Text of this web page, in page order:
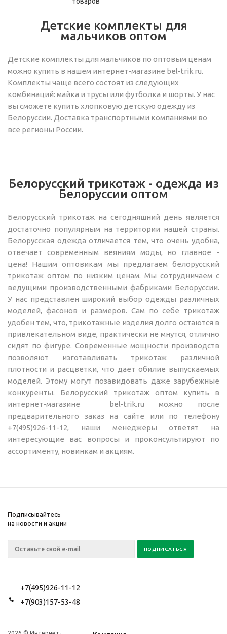
Детские комплекты для
мальчиков оптом
Детские комплекты для мальчиков по оптовым ценам
можно купить в нашем интернет-магазине bel-trik.ru.
Комплекты чаще всего состоят из следующих
комбинаций: майка и трусы или футболка и шорты. У нас
вы сможете купить хлопковую детскую одежду из
Белоруссии. Доставка транспортными компаниями во
все регионы России.
Белорусский трикотаж - одежда из
Белоруссии оптом
Белорусский трикотаж на сегодняшний день является
достаточно популярным на территории нашей страны.
Белорусская одежда отличается тем, что очень удобна,
отвечает современным веяниям моды, но главное -
цена! Нашим оптовикам мы предлагаем белорусский
трикотаж оптом по низким ценам. Мы сотрудничаем с
ведущими производственными фабриками Белоруссии.
У нас представлен широкий выбор одежды различных
моделей, фасонов и размеров. Сам по себе трикотаж
удобен тем, что, трикотажные изделия долго остаются в
привлекательном виде, практически не мнутся, отлично
сидят по фигуре. Современные мощности производств
позволяют изготавливать трикотаж различной
плотности и расцветки, что дает обилие выпускаемых
моделей. Этому могут позавидовать даже зарубежные
конкуренты. Белорусский трикотаж оптом купить в
интернет-магазине bel-trik.ru можно после
предварительного заказ на сайте или по телефону
+7(495)926-11-12, наши менеджеры ответят на
интересующие вас вопросы и проконсультируют по
ассортименту, новинкам и акциям.
Подписывайтесь
на новости и акции
+7(495)926-11-12
+7(903)157-53-48